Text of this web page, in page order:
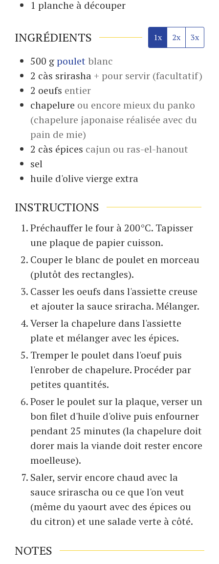
1 planche à découper
INGRÉDIENTS 1x 2x 3x
500 gpouletblanc
2 càs srirasha + pour servir (facultatif)
2 oeufs entier
chapelure ou encore mieux du panko
(chapelure japonaise réalisée avec du
pain de mie)
2 càs épices cajun ou ras-el-hanout
sel
huile d'olive vierge extra
INSTRUCTIONS
Préchauffer le four à 200°C. Tapisser
une plaque de papier cuisson.
Couper le blanc de poulet en morceau
(plutôt des rectangles).
Casser les oeufs dans l'assiette creuse
et ajouter la sauce sriracha. Mélanger.
Verser la chapelure dans l'assiette
plate et mélanger avec les épices.
Tremper le poulet dans l'oeuf puis
l'enrober de chapelure. Procéder par
petites quantités.
Poser le poulet sur la plaque, verser un
bon filet d'huile d'olive puis enfourner
pendant 25 minutes (la chapelure doit
dorer mais la viande doit rester encore
moelleuse).
Saler, servir encore chaud avec la
sauce srirascha ou ce que l'on veut
(même du yaourt avec des épices ou
du citron) et une salade verte à côté.
NOTES